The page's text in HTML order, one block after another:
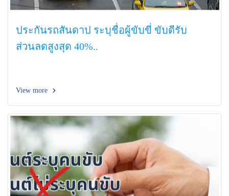
ประกันรถสันดาป ระบุชื่อผู้ขับขี่ ขับดีรับ
ส่วนลดสูงสุด 40%..
View more